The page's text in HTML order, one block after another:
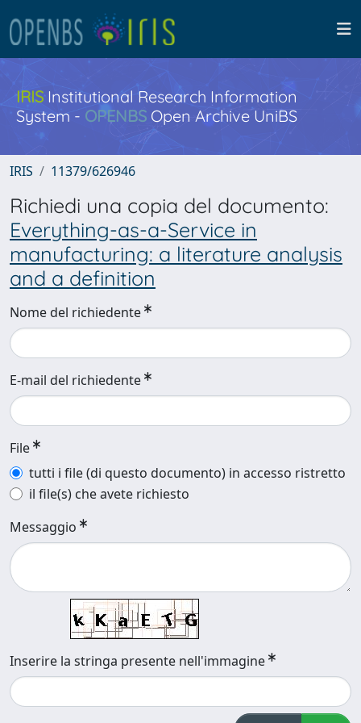
IRISInstitutional Research Information
System - OPENBS Open Archive UniBS
IRIS 11379/626946
Richiedi una copia del documento:
Everything-as-a-Service in
manufacturing: a literature analysis
and a definition
Nome del richiedente
E-mail del richiedente
File
tutti i file (di questo documento) in accesso ristretto
il file(s) che avete richiesto
Messaggio
Inserire la stringa presente nell'immagine